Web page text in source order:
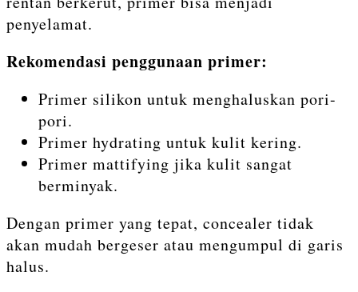
penyelamat.
Rekomendasi penggunaan primer:
Primer silikon untuk menghaluskan pori-
pori.
Primer hydrating untuk kulit kering.
Primer mattifying jika kulit sangat
berminyak.
Dengan primer yang tepat, concealer tidak
akan mudah bergeser atau mengumpul di garis
halus.